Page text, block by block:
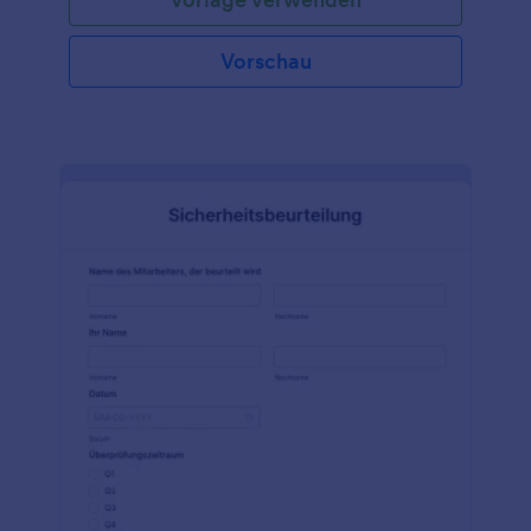
Vorschau